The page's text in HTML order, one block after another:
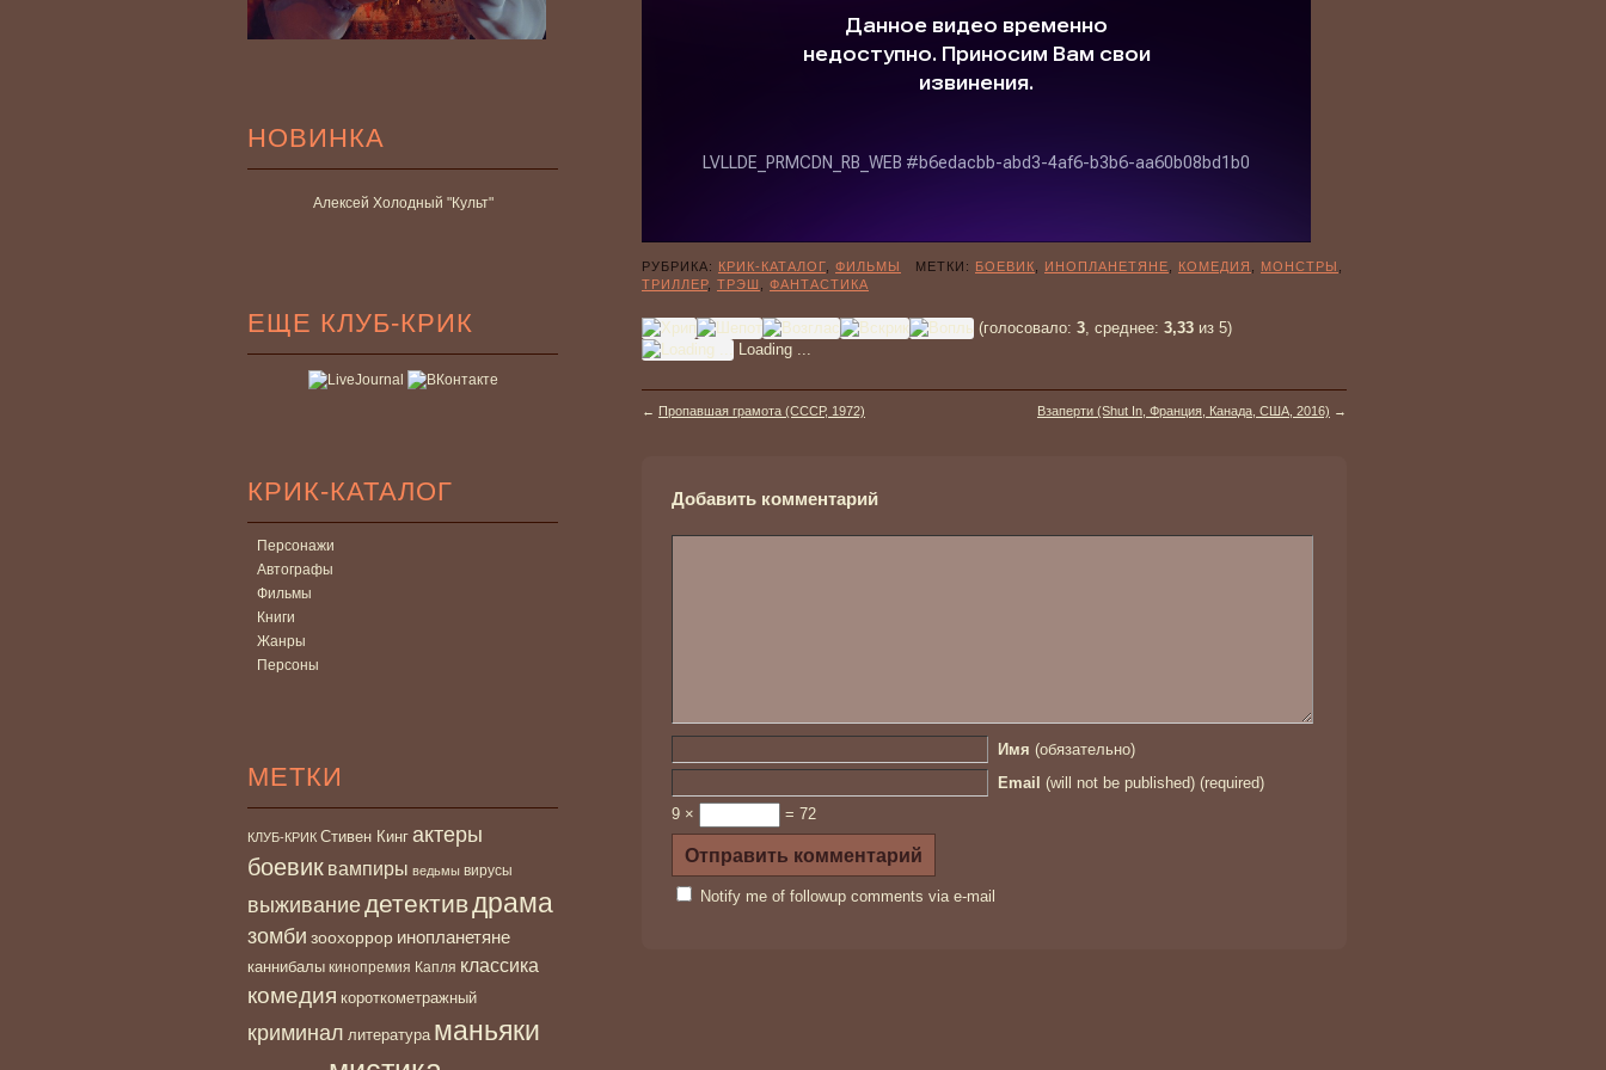
НОВИНКА
Алексей Холодный "Культ"
ЕЩЕ КЛУБ-КРИК
КРИК-КАТАЛОГ
Персонажи
Автографы
Фильмы
Книги
Жанры
Персоны
МЕТКИ
КЛУБ-КРИК Стивен Кинг актеры
боевик вампиры ведьмы вирусы
выживаниедетективдрама
зомби зоохоррор инопланетяне
каннибалы кинопремия Капля классика
комедия короткометражный
криминал литература маньяки
РУБРИКА: КРИК-КАТАЛОГ ФИЛЬМЫ МЕТКИ: БОЕВИК ИНОПЛАНЕТЯНЕ КОМЕДИЯ МОНСТРЫ
ТРИЛЛЕР, ТРЭШ ФАНТАСТИКА
(голосовало: 3, среднее: 3,33 из 5)
Loading ...
← Пропавшая грамота (СССР, 1972) Взаперти (Shut In, Франция, Канада, США, 2016) →
Добавить комментарий
Имя (обязательно)
Email (will not be published) (required)
9 ×
= 72
Notify me of followup comments via e-mail